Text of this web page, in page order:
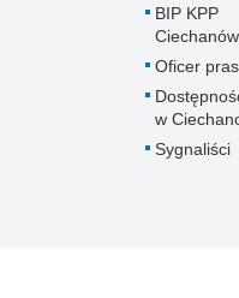
BIP KPP
Ciechanów
Oficer
w
Sygnaliści